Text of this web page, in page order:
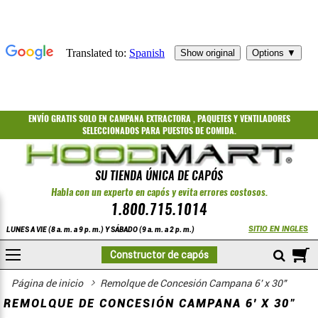
ENVÍO GRATISSOLO EN CAMPANA EXTRACTORA ,PAQUETESYVENTILADORES
SELECCIONADOS PARA PUESTOS DE COMIDA.
SU TIENDA ÚNICA DE CAPÓS
Habla con un experto en capós y evita errores costosos.
1.800.715.1014
LUNES A VIE (8 a. m. a 9 p. m.) Y SÁBADO (9 a. m. a 2 p. m.) SITIO EN INGLES
Constructor de capós
Página de inicio
COMPRAR
Remolque de Concesión Campana 6' x 30"
REMOLQUE DE CONCESIÓN CAMPANA 6' X 30"